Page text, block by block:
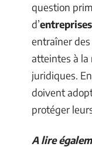
question
d’entreprises
entraîner
atteintes à la
juridiques.
doivent
protéger
A lire